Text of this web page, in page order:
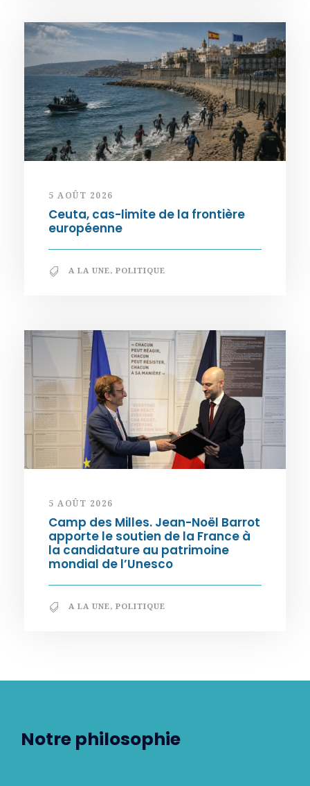
5 AOÛT 2026
Ceuta, cas-limite de la frontière
européenne
A LA UNE, POLITIQUE
5 AOÛT 2026
Camp des Milles. Jean-Noël Barrot
apporte le soutien de la France à
la candidature au patrimoine
mondial de l’Unesco
A LA UNE, POLITIQUE
Notre philosophie